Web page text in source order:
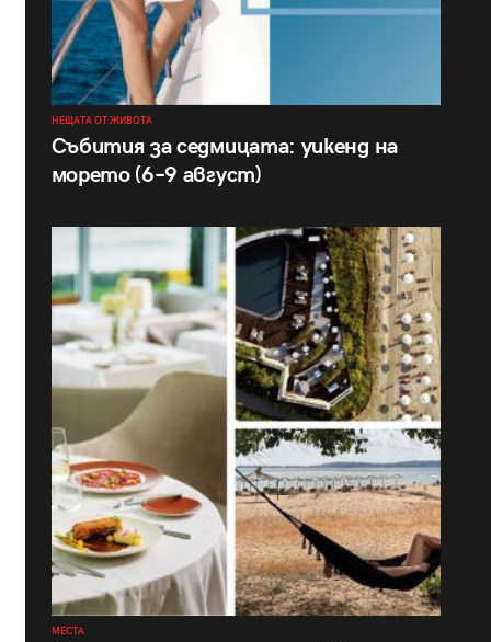
НЕЩАТА ОТ ЖИВОТА
Събития за седмицата: уикенд на
морето (6–9 август)
МЕСТА